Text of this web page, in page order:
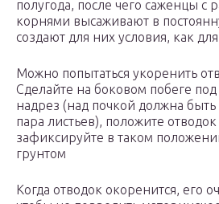
полугода, после чего саженцы с
корнями высаживают в
создают для них условия, как
Можно попытаться укоренить
Сделайте на боковом побеге
надрез (над почкой должна быть
пара листьев), положите
зафиксируйте в таком
грунтом
Когда отводок окоренится, его